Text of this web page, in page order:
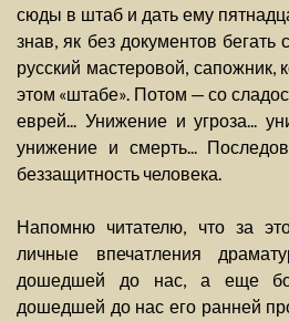
сюды в штаб и дать ему
знав, як без документов бегать
русский мастеровой, сапожник,
этом «штабе». Потом — со
еврей... Унижение и угроза...
унижение и смерть...
беззащитность человека.
Напомню читателю, что за
личные впечатления
дошедшей до нас, а еще
дошедшей до нас его ранней